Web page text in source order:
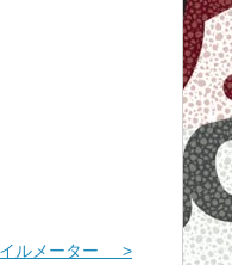
イルメーター >